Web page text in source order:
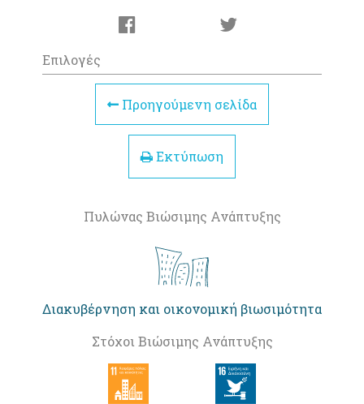
Επιλογές
Προηγούμενη σελίδα
Εκτύπωση
Πυλώνας Βιώσιμης Ανάπτυξης
Διακυβέρνηση και οικονομική βιωσιμότητα
Στόχοι Βιώσιμης Ανάπτυξης